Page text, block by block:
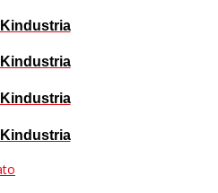
Kindustria
Kindustria
Kindustria
Kindustria